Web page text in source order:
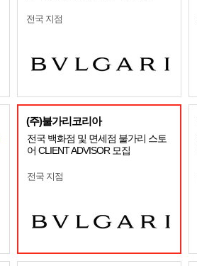
전국 지점
(주)불가리코리아
전국 백화점 및 면세점 불가리 스토
어 CLIENT ADVISOR 모집
전국 지점